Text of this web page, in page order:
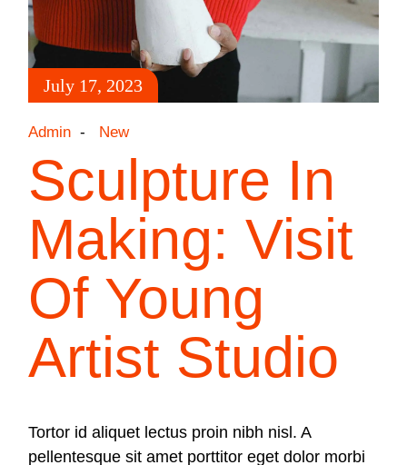
July 17, 2023
Admin New
Sculpture In
Making: Visit
Of Young
Artist Studio
Tortor id aliquet lectus proin nibh nisl. A
pellentesque sit amet porttitor eget dolor morbi